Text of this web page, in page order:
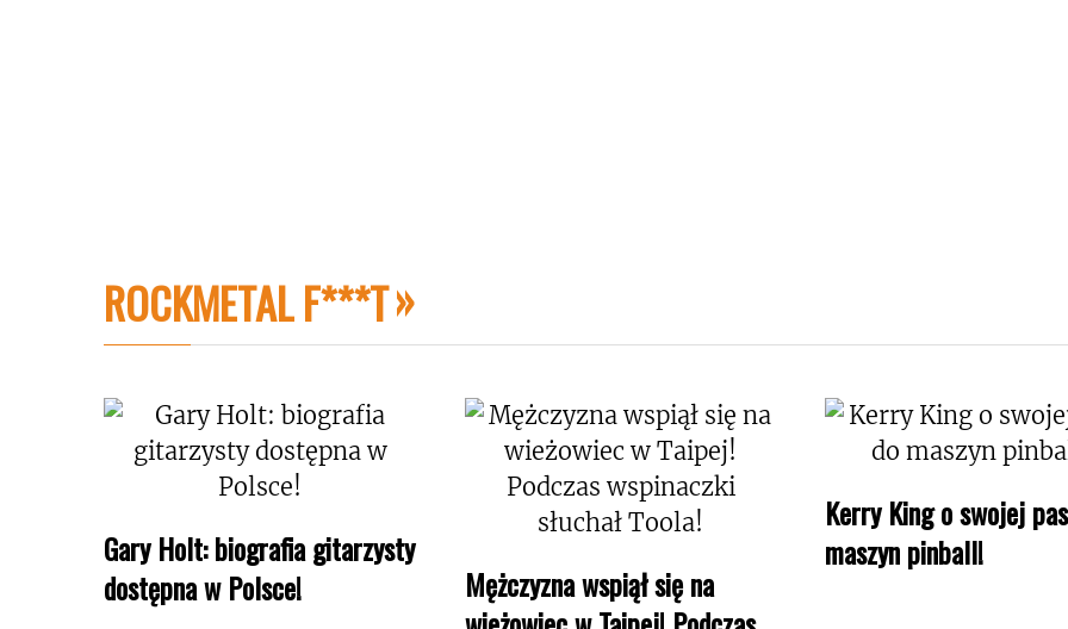
ROCKMETAL F***T
Gary Holt: biografia gitarzysty
dostępna w Polsce!
Mężczyzna wspiął się na
Kerry King o swojej
maszyn pinball!